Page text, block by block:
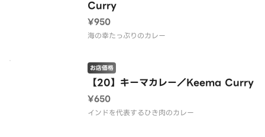
Curry
¥950
海の幸たっぷりのカレー
【20】キーマカレー／Keema Curry
お店価格
¥650
インドを代表するひき肉のカレー